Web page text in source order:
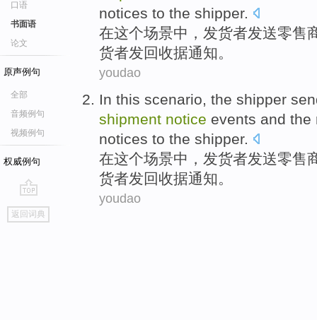
口语
书面语
论文
原声例句
全部
音频例句
视频例句
权威例句
go
top
返回词典
notices to the shipper.
在这个场景中 ， 发货者发送零售
货者发回 收据通知。
youdao
In this scenario, the shipper
shipment notice events and the
notices to the shipper.
在这个场景中 ， 发货者发送零售
货者发回 收据通知。
youdao